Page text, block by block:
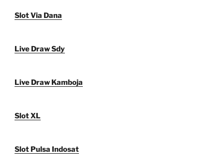
Slot Via Dana
Live Draw Sdy
Live Draw Kamboja
Slot XL
Slot Pulsa Indosat